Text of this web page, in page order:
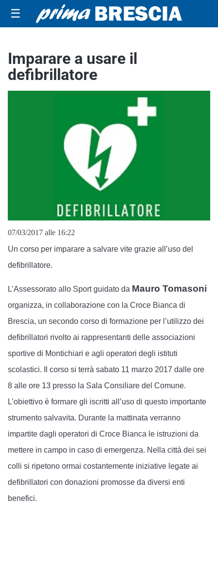
☰
Imparare a usare il
defibrillatore
07/03/2017 alle 16:22
Un corso per imparare a salvare vite grazie all’uso del
defibrillatore.
L’Assessorato allo Sport guidato da Mauro Tomasoni
organizza, in collaborazione con la Croce Bianca di
Brescia, un secondo corso di formazione per l’utilizzo dei
defibrillatori rivolto ai rappresentanti delle associazioni
sportive di Montichiari e agli operatori degli istituti
scolastici. Il corso si terrà sabato 11 marzo 2017 dalle ore
8 alle ore 13 presso la Sala Consiliare del Comune.
L’obiettivo è formare gli iscritti all’uso di questo importante
strumento salvavita. Durante la mattinata verranno
impartite dagli operatori di Croce Bianca le istruzioni da
mettere in campo in caso di emergenza. Nella città dei sei
colli si ripetono ormai costantemente iniziative legate ai
defibrillatori con donazioni promosse da diversi enti
benefici.